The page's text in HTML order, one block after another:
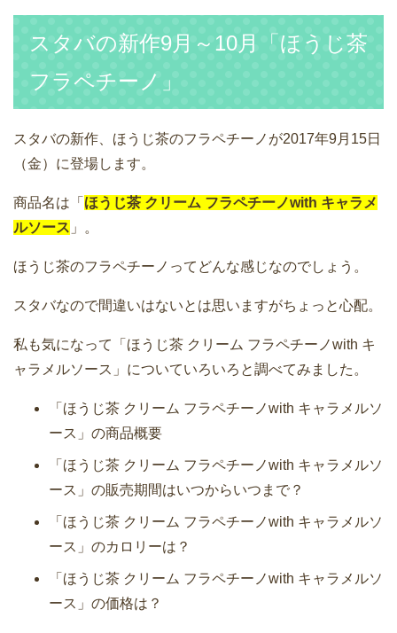
スタバの新作9月～10月「ほうじ茶
フラペチーノ」
スタバの新作、ほうじ茶のフラペチーノが2017年9月15日
（金）に登場します。
商品名は「 ほうじ茶 クリーム フラペチーノwith キャラメ
ルソース 」。
ほうじ茶のフラペチーノってどんな感じなのでしょう。
スタバなので間違いはないとは思いますがちょっと心配。
私も気になって「ほうじ茶 クリーム フラペチーノwith キ
ャラメルソース」についていろいろと調べてみました。
「ほうじ茶 クリーム フラペチーノwith キャラメルソ
ース」の商品概要
「ほうじ茶 クリーム フラペチーノwith キャラメルソ
ース」の販売期間はいつからいつまで？
「ほうじ茶 クリーム フラペチーノwith キャラメルソ
ース」のカロリーは？
「ほうじ茶 クリーム フラペチーノwith キャラメルソ
ース」の価格は？